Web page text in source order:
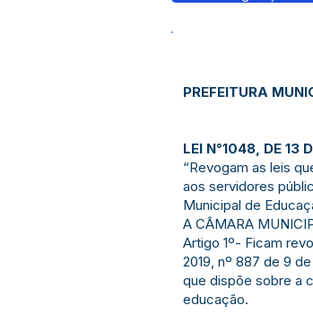
PREFEITURA
LEI N°1048, DE 13
“Revogam as leis
aos servidores
Municipal de
A CÂMARA
Artigo 1º- Ficam
2019, nº 887 de 9
que dispõe sobre a
educação.